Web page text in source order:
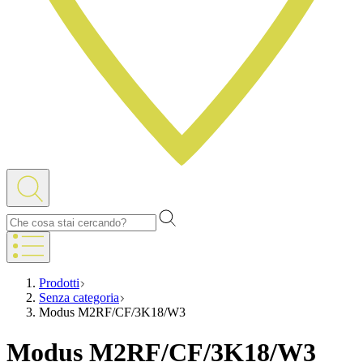
Prodotti
Senza categoria
Modus M2RF/CF/3K18/W3
Modus M2RF/CF/3K18/W3